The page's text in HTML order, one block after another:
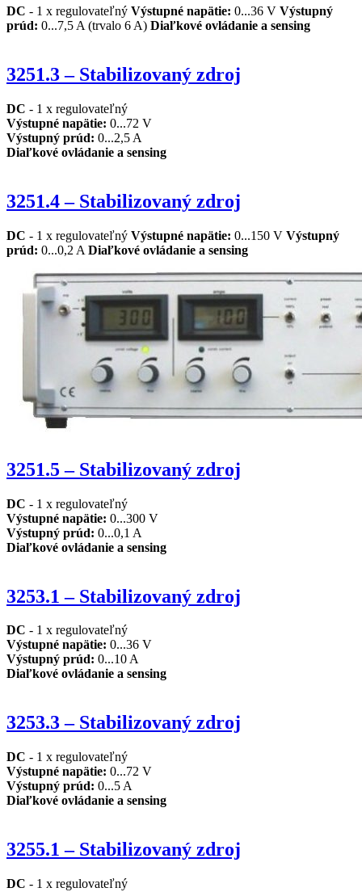
DC - 1 x regulovateľný Výstupné napätie: 0...36 V Výstupný
prúd: 0...7,5 A (trvalo 6 A) Diaľkové ovládanie a sensing
3251.3 – Stabilizovaný zdroj
DC - 1 x regulovateľný
Výstupné napätie: 0...72 V
Výstupný prúd: 0...2,5 A
Diaľkové ovládanie a sensing
3251.4 – Stabilizovaný zdroj
DC - 1 x regulovateľný Výstupné napätie: 0...150 V Výstupný
prúd: 0...0,2 A Diaľkové ovládanie a sensing
3251.5 – Stabilizovaný zdroj
DC - 1 x regulovateľný
Výstupné napätie: 0...300 V
Výstupný prúd: 0...0,1 A
Diaľkové ovládanie a sensing
3253.1 – Stabilizovaný zdroj
DC - 1 x regulovateľný
Výstupné napätie: 0...36 V
Výstupný prúd: 0...10 A
Diaľkové ovládanie a sensing
3253.3 – Stabilizovaný zdroj
DC - 1 x regulovateľný
Výstupné napätie: 0...72 V
Výstupný prúd: 0...5 A
Diaľkové ovládanie a sensing
3255.1 – Stabilizovaný zdroj
DC - 1 x regulovateľný